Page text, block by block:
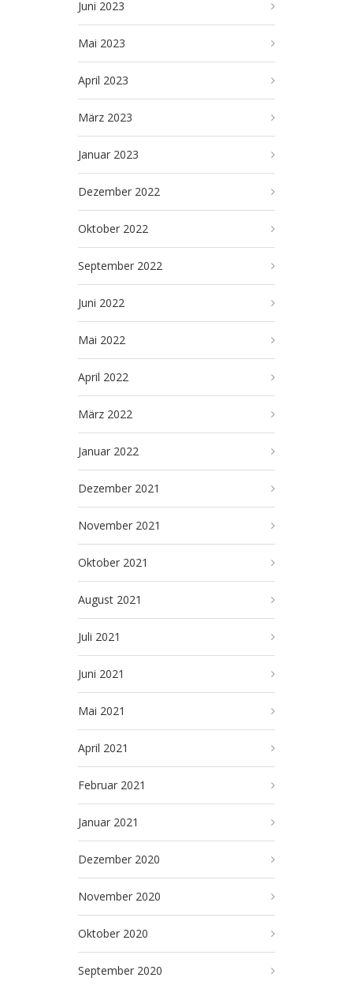
Juni 2023
Mai 2023
April 2023
März 2023
Januar 2023
Dezember 2022
Oktober 2022
September 2022
Juni 2022
Mai 2022
April 2022
März 2022
Januar 2022
Dezember 2021
November 2021
Oktober 2021
August 2021
Juli 2021
Juni 2021
Mai 2021
April 2021
Februar 2021
Januar 2021
Dezember 2020
November 2020
Oktober 2020
September 2020